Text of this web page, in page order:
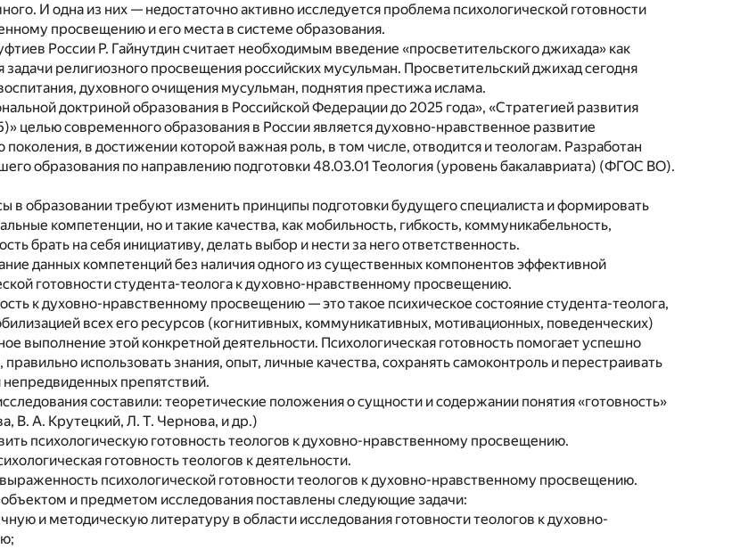
И одна из них — недостаточно активно исследуется проблема психологической готовности
просвещению и его места в системе образования.
России Р. Гайнутдин считает необходимым введение «просветительского джихада» как
религиозного просвещения российских мусульман. Просветительский джихад сегодня
духовного очищения мусульман, поднятия престижа ислама.
доктриной образования в Российской Федерации до 2025 года», «Стратегией развития
целью современного образования в России является духовно-нравственное развитие
в достижении которой важная роль, в том числе, отводится и теологам. Разработан
образования по направлению подготовки 48.03.01 Теология (уровень бакалавриата) (ФГОС ВО).
в образовании требуют изменить принципы подготовки будущего специалиста и формировать
компетенции, но и такие качества, как мобильность, гибкость, коммуникабельность,
брать на себя инициативу, делать выбор и нести за него ответственность.
данных компетенций без наличия одного из существенных компонентов эффективной
готовности студента-теолога к духовно-нравственному просвещению.
к духовно-нравственному просвещению — это такое психическое состояние студента-теолога,
всех его ресурсов (когнитивных, коммуникативных, мотивационных, поведенческих)
выполнение этой конкретной деятельности. Психологическая готовность помогает успешно
использовать знания, опыт, личные качества, сохранять самоконтроль и перестраивать
препятствий.
составили: теоретические положения о сущности и содержании понятия «готовность»
В. А. Крутецкий, Л. Т. Чернова, и др.)
психологическую готовность теологов к духовно-нравственному просвещению.
готовность теологов к деятельности.
психологической готовности теологов к духовно-нравственному просвещению.
и предметом исследования поставлены следующие задачи:
и методическую литературу в области исследования готовности теологов к духовно-